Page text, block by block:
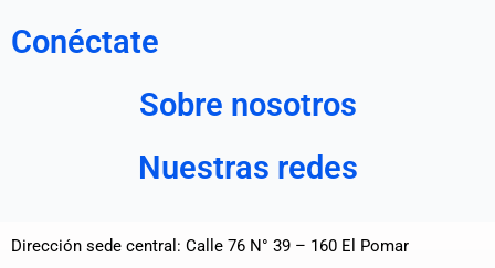
Conéctate
Sobre nosotros
Nuestras redes
Dirección sede central: Calle 76 N° 39 – 160 El Pomar